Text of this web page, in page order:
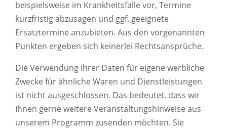
beispielsweise im Krankheitsfalle vor, Termine
kurzfristig abzusagen und ggf. geeignete
Ersatztermine anzubieten. Aus den vorgenannten
Punkten ergeben sich keinerlei Rechtsansprüche.
Die Verwendung Ihrer Daten für eigene werbliche
Zwecke für ähnliche Waren und Dienstleistungen
ist nicht ausgeschlossen. Das bedeutet, dass wir
Ihnen gerne weitere Veranstaltungshinweise aus
unserem Programm zusenden möchten. Sie